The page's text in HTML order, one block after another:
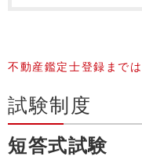
不動産鑑定士登録まで
試験制度
短答式試験